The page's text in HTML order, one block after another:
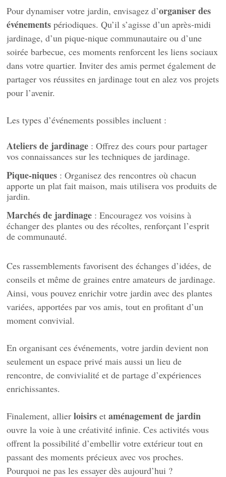
Pour dynamiser votre jardin, envisagez d’organiser des
événements périodiques. Qu’il s’agisse d’un après-midi
jardinage, d’un pique-nique communautaire ou d’une
soirée barbecue, ces moments renforcent les liens sociaux
dans votre quartier. Inviter des amis permet également de
partager vos réussites en jardinage tout en alez vos projets
pour l’avenir.
Les types d’événements possibles incluent :
Ateliers de jardinage : Offrez des cours pour partager
vos connaissances sur les techniques de jardinage.
Pique-niques : Organisez des rencontres où chacun
apporte un plat fait maison, mais utilisera vos produits de
jardin.
Marchés de jardinage : Encouragez vos voisins à
échanger des plantes ou des récoltes, renforçant l’esprit
de communauté.
Ces rassemblements favorisent des échanges d’idées, de
conseils et même de graines entre amateurs de jardinage.
Ainsi, vous pouvez enrichir votre jardin avec des plantes
variées, apportées par vos amis, tout en profitant d’un
moment convivial.
En organisant ces événements, votre jardin devient non
seulement un espace privé mais aussi un lieu de
rencontre, de convivialité et de partage d’expériences
enrichissantes.
Finalement, allierloisirs etaménagement de jardin
ouvre la voie à une créativité infinie. Ces activités vous
offrent la possibilité d’embellir votre extérieur tout en
passant des moments précieux avec vos proches.
Pourquoi ne pas les essayer dès aujourd’hui ?